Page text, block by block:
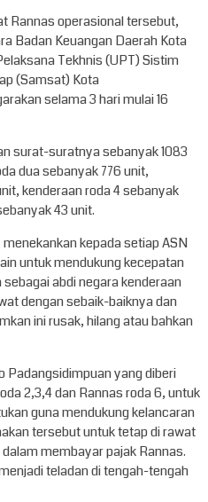
Rannas operasional tersebut,
Badan Keuangan Daerah Kota
Tekhnis (UPT) Sistim
(Samsat) Kota
selama 3 hari mulai 16
surat-suratnya sebanyak 1083
dua sebanyak 776 unit,
kenderaan roda 4 sebanyak
43 unit.
kepada setiap ASN
untuk mendukung kecepatan
abdi negara kenderaan
dengan sebaik-baiknya dan
ini rusak, hilang atau bahkan
Padangsidimpuan yang diberi
2,3,4 dan Rannas roda 6, untuk
guna mendukung kelancaran
tersebut untuk tetap di rawat
membayar pajak Rannas.
teladan di tengah-tengah